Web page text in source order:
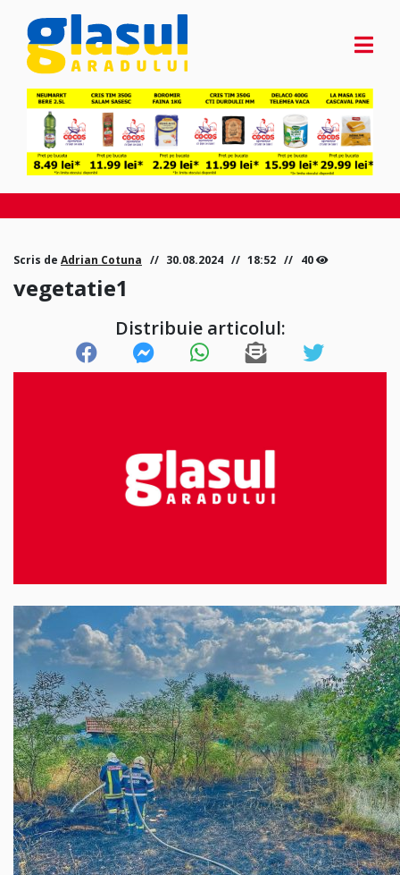
Scris de Adrian Cotuna 30.08.2024 18:52 40
vegetatie1
Distribuie articolul: